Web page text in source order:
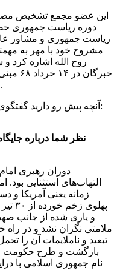
این عضو مجمع تشخیص
دوره ریاست جمهوری
ریاست جمهوری و مشاور
مشروح خود با مهر به
روح الله اشاره کرد
خبرگان در ۱۴ خرداد ۶۸ مبنی بر انتخابات حضرت آیت الله خامنه
به عنوان رهبر انقلاب اسلامی پاسخ داد.
آنچه پیش رو دارید است:
نظر شما درباره
دوران رهبری امام
التهاب‌های استثنایی بود.
زمانه یعنی آمریکا و
و یاری شده از جانب
ملامتی نگران نشد و در
تبعید و ناملایمات آن را
بازگشت و طرح حکومت
نام جمهوری اسلامی با